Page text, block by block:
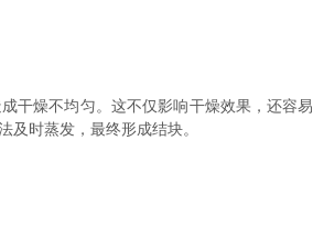
燥不均匀。这不仅影响干燥效果，还容
及时蒸发，最终形成结块。